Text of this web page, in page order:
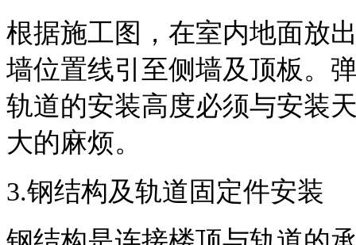
根据施工图，在室内地面放
墙位置线引至侧墙及顶板。
轨道的安装高度必须与安装
大的麻烦。
3.钢结构及轨道固定件安装